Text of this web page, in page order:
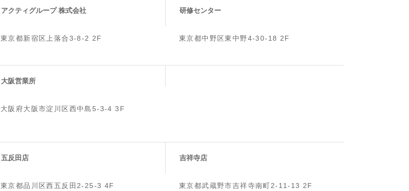
アクティグループ 株式会社
東京都新宿区上落合3-8-2 2F
研修センター
東京都中野区東中野4-30-18 2F
大阪営業所
大阪府大阪市淀川区西中島5-3-4 3F
五反田店
東京都品川区西五反田2-25-3 4F
吉祥寺店
東京都武蔵野市吉祥寺南町2-11-13 2F